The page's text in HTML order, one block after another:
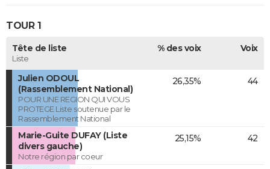
TOUR 1
Tête de liste
Liste
% des voix Voix
Julien ODOUL
(Rassemblement National)
POUR UNE REGION QUI VOUS
PROTEGE Liste soutenue par le
Rassemblement National
26,35% 44
Marie-Guite DUFAY (Liste
divers gauche)
Notre région par coeur
25,15% 42